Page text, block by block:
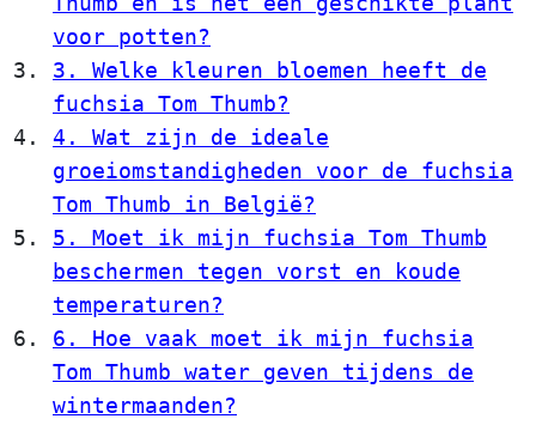
voor potten?
3. Welke kleuren bloemen heeft de
fuchsia Tom Thumb?
4. Wat zijn de ideale
groeiomstandigheden voor de fuchsia
Tom Thumb in België?
5. Moet ik mijn fuchsia Tom Thumb
beschermen tegen vorst en koude
temperaturen?
6. Hoe vaak moet ik mijn fuchsia
Tom Thumb water geven tijdens de
wintermaanden?